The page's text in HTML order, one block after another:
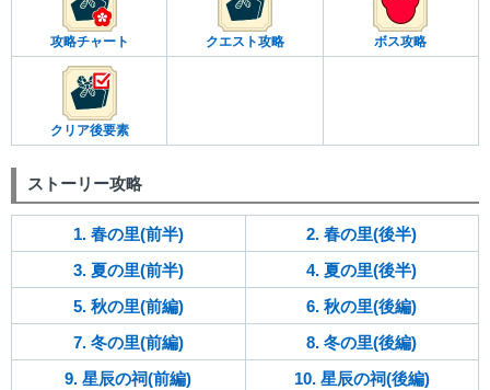
攻略チャート クエスト攻略 ボス攻略
クリア後要素
ストーリー攻略
1. 春の里(前半)
2. 春の里(後半)
3. 夏の里(前半)
4. 夏の里(後半)
5. 秋の里(前編)
6. 秋の里(後編)
7. 冬の里(前編)
8. 冬の里(後編)
9. 星辰の祠(前編)
10. 星辰の祠(後編)